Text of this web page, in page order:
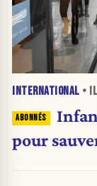
INTERNATIONAL •
pour